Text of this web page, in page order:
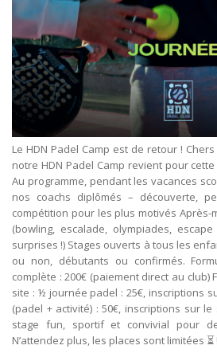
Le HDN Padel Camp est de retour !
notre HDN Padel Camp revient pour
Au programme, pendant les vacances
nos coachs diplômés – découverte,
compétition pour les plus motivés Après-
(bowling, escalade, olympiades,
surprises !) Stages ouverts à tous les
ou non, débutants ou confirmés.
complète : 200€ (paiement direct au club)
site : ½ journée padel : 25€, inscriptions
(padel + activité) : 50€, inscriptions sur
stage fun, sportif et convivial pour
N’attendez plus, les places sont limitées ⏳ !